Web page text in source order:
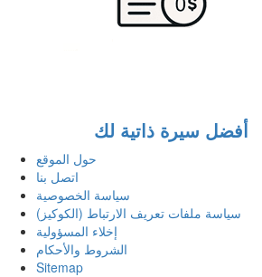
أفضل سيرة ذاتية لك
حول الموقع
اتصل بنا
سياسة الخصوصية
سياسة ملفات تعريف الارتباط (الكوكيز)
إخلاء المسؤولية
الشروط والأحكام
Sitemap